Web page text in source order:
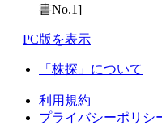
書No.1]
PC版を表示
「株探」について
|
利用規約
プライバシーポリシ